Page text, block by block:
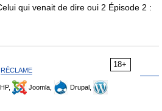
qui venait de dire oui 2 Épisode 2 :
18+
RÉCLAME
Joomla,
Drupal,